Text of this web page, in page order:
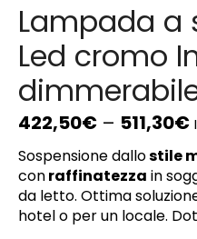
Lampada a
Led cromo
422,50€ – 511,30€
Sospensione dallostile
conraffinatezza in
da letto. Ottima
hotel o per un locale.